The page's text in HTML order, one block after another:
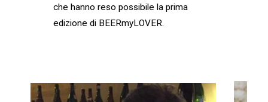
che hanno reso possibile la prima
edizione di BEERmyLOVER.